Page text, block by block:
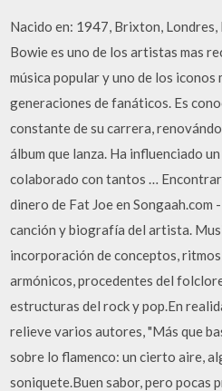
Nacido en: 1947, Brixton,
Bowie es uno de los artistas mas
música popular y uno de los iconos
generaciones de fanáticos. Es
constante de su carrera,
álbum que lanza. Ha influenciado
colaborado con tantos …
dinero de Fat Joe en Songaah.com
canción y biografía del artista.
incorporación de conceptos,
armónicos, procedentes del
estructuras del rock y pop.En
relieve varios autores, "Más que
sobre lo flamenco: un cierto aire,
soniquete.Buen sabor, pero pocas